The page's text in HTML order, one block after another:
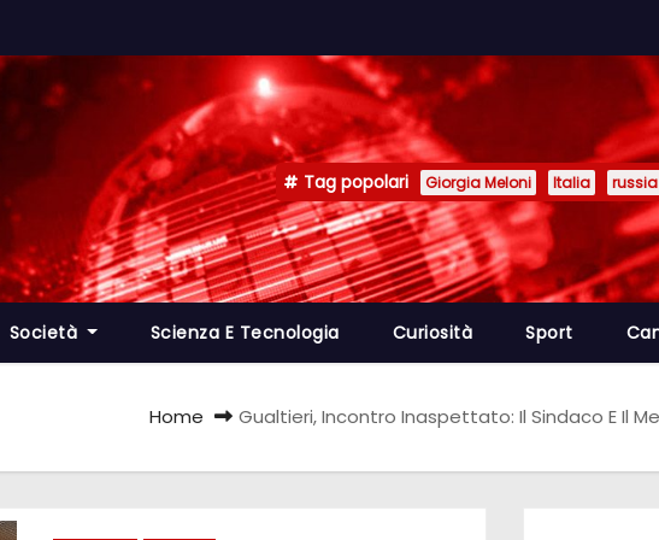
Tag popolari Giorgia Meloni Italia russia
Società Scienza E Tecnologia Curiosità Sport
Home Gualtieri, Incontro Inaspettato: Il Sindaco E Il